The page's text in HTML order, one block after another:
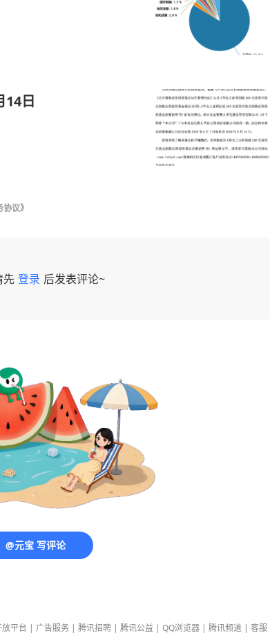
14日
议》
先 登录 后发表评论~
@元宝 写评论
放平台 | 广告服务 | 腾讯招聘 | 腾讯公益 | QQ浏览器 | 腾讯频道 | 客服